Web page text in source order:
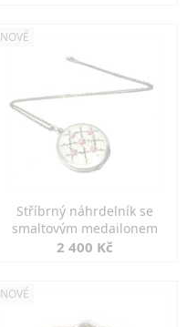
NOVÉ
Stříbrný náhrdelník se
smaltovým medailonem
2 400 Kč
NOVÉ